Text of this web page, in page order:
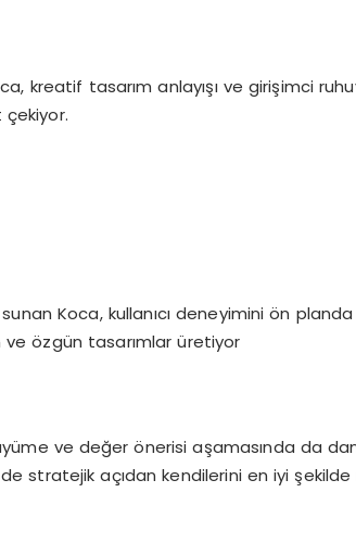
kreatif tasarım anlayışı ve girişimci
Koca, kullanıcı deneyimini ön
ve özgün tasarımlar üretiyor
ve değer önerisi aşamasında da
stratejik açıdan kendilerini en iyi